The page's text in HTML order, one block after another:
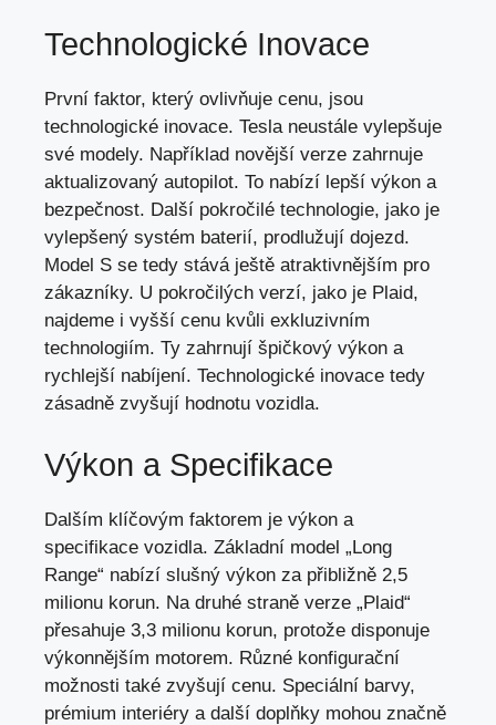
Technologické Inovace
První faktor, který ovlivňuje cenu, jsou
technologické inovace. Tesla neustále vylepšuje
své modely. Například novější verze zahrnuje
aktualizovaný autopilot. To nabízí lepší výkon a
bezpečnost. Další pokročilé technologie, jako je
vylepšený systém baterií, prodlužují dojezd.
Model S se tedy stává ještě atraktivnějším pro
zákazníky. U pokročilých verzí, jako je Plaid,
najdeme i vyšší cenu kvůli exkluzivním
technologiím. Ty zahrnují špičkový výkon a
rychlejší nabíjení. Technologické inovace tedy
zásadně zvyšují hodnotu vozidla.
Výkon a Specifikace
Dalším klíčovým faktorem je výkon a
specifikace vozidla. Základní model „Long
Range“ nabízí slušný výkon za přibližně 2,5
milionu korun. Na druhé straně verze „Plaid“
přesahuje 3,3 milionu korun, protože disponuje
výkonnějším motorem. Různé konfigurační
možnosti také zvyšují cenu. Speciální barvy,
prémium interiéry a další doplňky mohou značně